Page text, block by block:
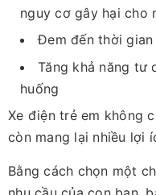
nguy cơ gây hại cho
Đem đến thời
Tăng khả năng tư
huống
Xe điện trẻ em không
còn mang lại nhiều lợi
Bằng cách chọn một